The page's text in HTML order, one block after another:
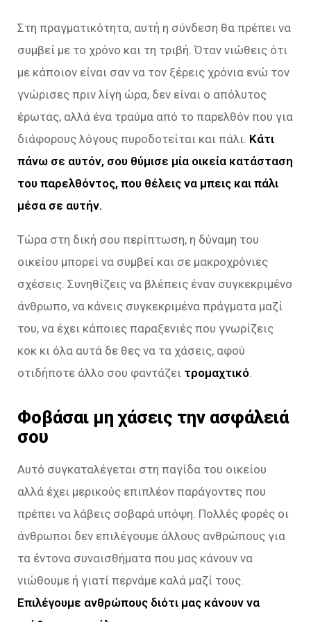
Στη πραγματικότητα, αυτή η σύνδεση θα πρέπει να
συμβεί με το χρόνο και τη τριβή. Όταν νιώθεις ότι
με κάποιον είναι σαν να τον ξέρεις χρόνια ενώ τον
γνώρισες πριν λίγη ώρα, δεν είναι ο απόλυτος
έρωτας, αλλά ένα τραύμα από το παρελθόν που για
διάφορους λόγους πυροδοτείται και πάλι. Κάτι
πάνω σε αυτόν, σου θύμισε μία οικεία κατάσταση
του παρελθόντος, που θέλεις να μπεις και πάλι
μέσα σε αυτήν.
Τώρα στη δική σου περίπτωση, η δύναμη του
οικείου μπορεί να συμβεί και σε μακροχρόνιες
σχέσεις. Συνηθίζεις να βλέπεις έναν συγκεκριμένο
άνθρωπο, να κάνεις συγκεκριμένα πράγματα μαζί
του, να έχει κάποιες παραξενιές που γνωρίζεις
κοκ κι όλα αυτά δε θες να τα χάσεις, αφού
οτιδήποτε άλλο σου φαντάζει τρομαχτικό
Φοβάσαι μη χάσεις την ασφάλειά
σου
Αυτό συγκαταλέγεται στη παγίδα του οικείου
αλλά έχει μερικούς επιπλέον παράγοντες που
πρέπει να λάβεις σοβαρά υπόψη. Πολλές φορές οι
άνθρωποι δεν επιλέγουμε άλλους ανθρώπους για
τα έντονα συναισθήματα που μας κάνουν να
νιώθουμε ή γιατί περνάμε καλά μαζί τους.
Επιλέγουμε ανθρώπους διότι μας κάνουν να